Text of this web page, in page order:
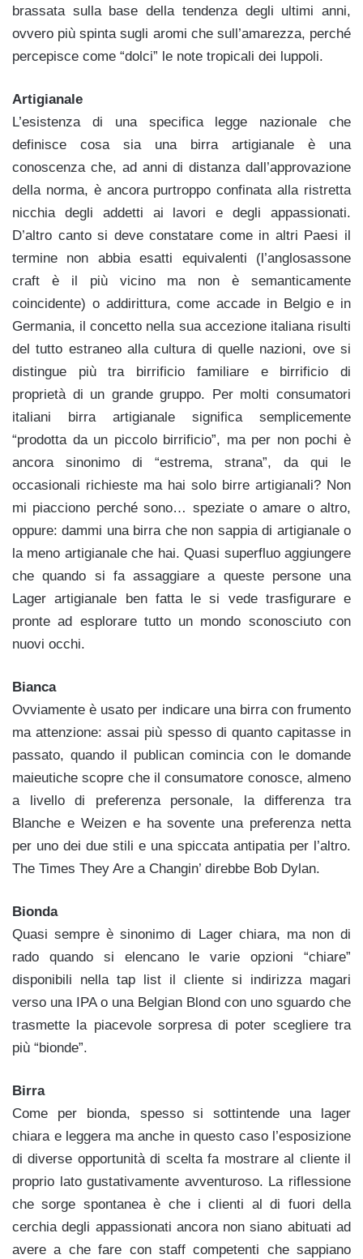
brassata sulla base della tendenza degli ultimi anni,
ovvero più spinta sugli aromi che sull’amarezza, perché
percepisce come “dolci” le note tropicali dei luppoli.
Artigianale
L’esistenza di una specifica legge nazionale che
definisce cosa sia una birra artigianale è una
conoscenza che, ad anni di distanza dall’approvazione
della norma, è ancora purtroppo confinata alla ristretta
nicchia degli addetti ai lavori e degli appassionati.
D’altro canto si deve constatare come in altri Paesi il
termine non abbia esatti equivalenti (l’anglosassone
craft è il più vicino ma non è semanticamente
coincidente) o addirittura, come accade in Belgio e in
Germania, il concetto nella sua accezione italiana risulti
del tutto estraneo alla cultura di quelle nazioni, ove si
distingue più tra birrificio familiare e birrificio di
proprietà di un grande gruppo. Per molti consumatori
italiani birra artigianale significa semplicemente
“prodotta da un piccolo birrificio”, ma per non pochi è
ancora sinonimo di “estrema, strana”, da qui le
occasionali richieste ma hai solo birre artigianali? Non
mi piacciono perché sono… speziate o amare o altro,
oppure: dammi una birra che non sappia di artigianale o
la meno artigianale che hai. Quasi superfluo aggiungere
che quando si fa assaggiare a queste persone una
Lager artigianale ben fatta le si vede trasfigurare e
pronte ad esplorare tutto un mondo sconosciuto con
nuovi occhi.
Bianca
Ovviamente è usato per indicare una birra con frumento
ma attenzione: assai più spesso di quanto capitasse in
passato, quando il publican comincia con le domande
maieutiche scopre che il consumatore conosce, almeno
a livello di preferenza personale, la differenza tra
Blanche e Weizen e ha sovente una preferenza netta
per uno dei due stili e una spiccata antipatia per l’altro.
The Times They Are a Changin’ direbbe Bob Dylan.
Bionda
Quasi sempre è sinonimo di Lager chiara, ma non di
rado quando si elencano le varie opzioni “chiare”
disponibili nella tap list il cliente si indirizza magari
verso una IPA o una Belgian Blond con uno sguardo che
trasmette la piacevole sorpresa di poter scegliere tra
più “bionde”.
Birra
Come per bionda, spesso si sottintende una lager
chiara e leggera ma anche in questo caso l’esposizione
di diverse opportunità di scelta fa mostrare al cliente il
proprio lato gustativamente avventuroso. La riflessione
che sorge spontanea è che i clienti al di fuori della
cerchia degli appassionati ancora non siano abituati ad
avere a che fare con staff competenti che sappiano